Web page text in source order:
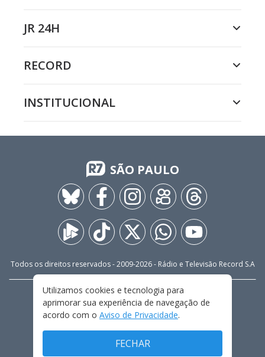
JR 24H
RECORD
INSTITUCIONAL
SÃO PAULO
Todos os direitos reservados - 2009-2026- Rádio e Televisão Record S.A
FALE CONOSCO
PRIVACIDADE
TERMOS E CONDIÇÕES DE USO
Utilizamos cookies e tecnologia para
aprimorar sua experiência de navegação de
acordo com o Aviso de Privacidade.
FECHAR